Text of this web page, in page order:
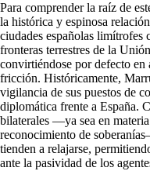
Para comprender la raíz de
la histórica y espinosa
ciudades españolas limítrofes
fronteras terrestres de la
convirtiéndose por defecto en
fricción. Históricamente,
vigilancia de sus puestos de
diplomática frente a España.
bilaterales —ya sea en
reconocimiento de
tienden a relajarse,
ante la pasividad de los